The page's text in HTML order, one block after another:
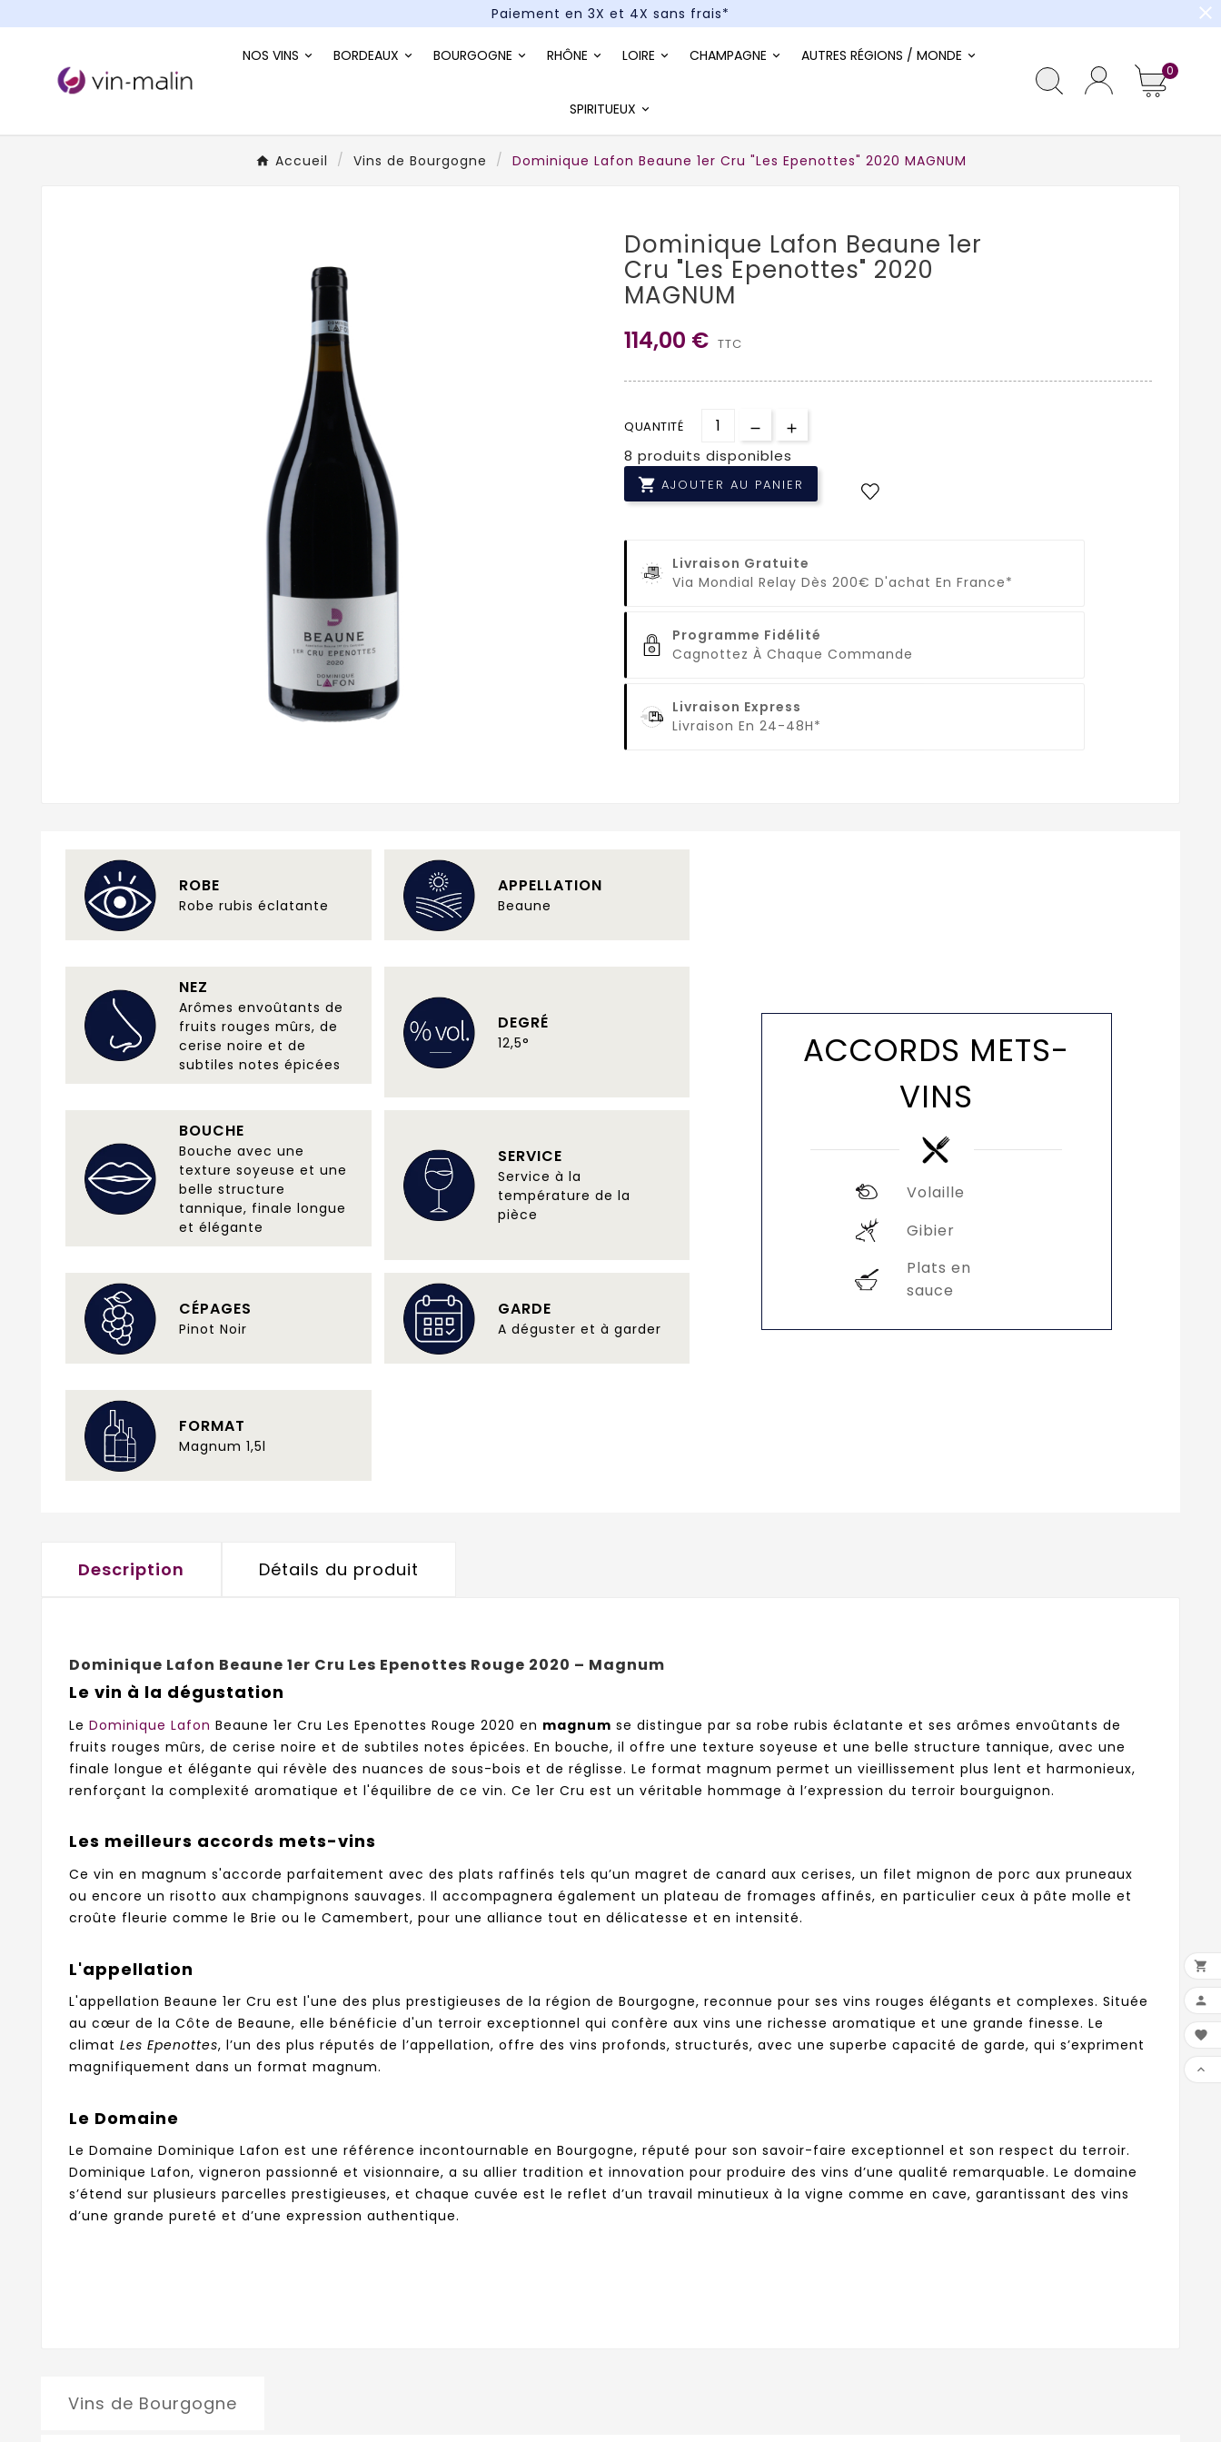
Paiement en 3X et 4X sans frais*
close
NOS VINS BORDEAUX BOURGOGNE RHÔNE LOIRE CHAMPAGNE AUTRES RÉGIONS / MONDE
SPIRITUEUX
0
Accueil Vins de Bourgogne Dominique Lafon Beaune 1er Cru "Les Epenottes" 2020 MAGNUM
Dominique Lafon Beaune 1er
Cru "Les Epenottes" 2020
MAGNUM
114,00 € TTC
QUANTITÉ
8 produits disponibles
 AJOUTER AU PANIER
Livraison Gratuite
Via Mondial Relay Dès 200€ D'achat En France*
Programme Fidélité
Cagnottez À Chaque Commande
Livraison Express
Livraison En 24-48H*
ROBE
Robe rubis éclatante
APPELLATION
Beaune
NEZ
Arômes envoûtants de
fruits rouges mûrs, de
cerise noire et de
subtiles notes épicées
DEGRÉ
12,5°
BOUCHE
Bouche avec une
texture soyeuse et une
belle structure
tannique, finale longue
et élégante
SERVICE
Service à la
température de la
pièce
CÉPAGES
Pinot Noir
GARDE
A déguster et à garder
FORMAT
Magnum 1,5l
ACCORDS METS-
VINS
Volaille
Gibier
Plats en
sauce
Description Détails du produit
Dominique Lafon Beaune 1er Cru Les Epenottes Rouge 2020 – Magnum
Le vin à la dégustation
Le Dominique Lafon Beaune 1er Cru Les Epenottes Rouge 2020 en magnum se distingue par sa robe rubis éclatante et ses arômes envoûtants de
fruits rouges mûrs, de cerise noire et de subtiles notes épicées. En bouche, il offre une texture soyeuse et une belle structure tannique, avec une
finale longue et élégante qui révèle des nuances de sous-bois et de réglisse. Le format magnum permet un vieillissement plus lent et harmonieux,
renforçant la complexité aromatique et l'équilibre de ce vin. Ce 1er Cru est un véritable hommage à l’expression du terroir bourguignon.
Les meilleurs accords mets-vins
Ce vin en magnum s'accorde parfaitement avec des plats raffinés tels qu’un magret de canard aux cerises, un filet mignon de porc aux pruneaux
ou encore un risotto aux champignons sauvages. Il accompagnera également un plateau de fromages affinés, en particulier ceux à pâte molle et
croûte fleurie comme le Brie ou le Camembert, pour une alliance tout en délicatesse et en intensité.
L'appellation
L'appellation Beaune 1er Cru est l'une des plus prestigieuses de la région de Bourgogne, reconnue pour ses vins rouges élégants et complexes. Située
au cœur de la Côte de Beaune, elle bénéficie d'un terroir exceptionnel qui confère aux vins une richesse aromatique et une grande finesse. Le
climat Les Epenottes, l’un des plus réputés de l’appellation, offre des vins profonds, structurés, avec une superbe capacité de garde, qui s’expriment
magnifiquement dans un format magnum.
Le Domaine
Le Domaine Dominique Lafon est une référence incontournable en Bourgogne, réputé pour son savoir-faire exceptionnel et son respect du terroir.
Dominique Lafon, vigneron passionné et visionnaire, a su allier tradition et innovation pour produire des vins d’une qualité remarquable. Le domaine
s’étend sur plusieurs parcelles prestigieuses, et chaque cuvée est le reflet d’un travail minutieux à la vigne comme en cave, garantissant des vins
d’une grande pureté et d’une expression authentique.
Vins de Bourgogne



